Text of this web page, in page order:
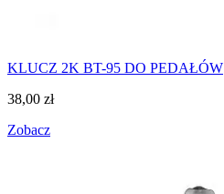
KLUCZ 2K BT-95 DO PEDAŁÓW
38,00 zł
Zobacz